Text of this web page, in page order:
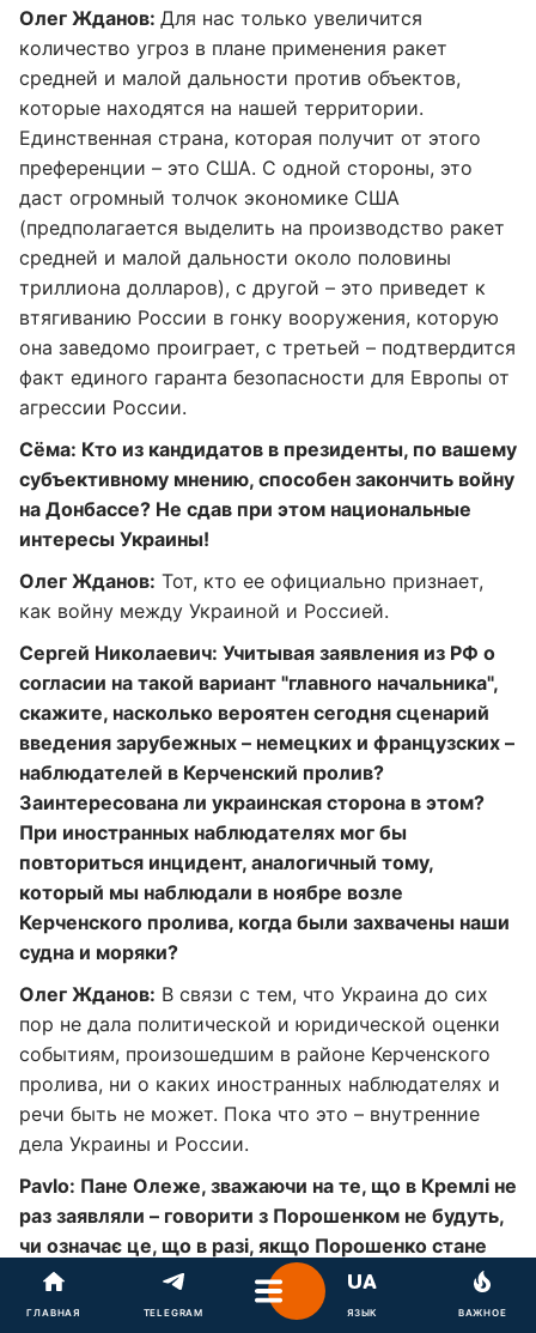
Олег Жданов: Для нас только увеличится
количество угроз в плане применения ракет
средней и малой дальности против объектов,
которые находятся на нашей территории.
Единственная страна, которая получит от этого
преференции – это США. С одной стороны, это
даст огромный толчок экономике США
(предполагается выделить на производство ракет
средней и малой дальности около половины
триллиона долларов), с другой – это приведет к
втягиванию России в гонку вооружения, которую
она заведомо проиграет, с третьей – подтвердится
факт единого гаранта безопасности для Европы от
агрессии России.
Сёма: Кто из кандидатов в президенты, по вашему
субъективному мнению, способен закончить войну
на Донбассе? Не сдав при этом национальные
интересы Украины!
Олег Жданов: Тот, кто ее официально признает,
как войну между Украиной и Россией.
Сергей Николаевич: Учитывая заявления из РФ о
согласии на такой вариант "главного начальника",
скажите, насколько вероятен сегодня сценарий
введения зарубежных – немецких и французских –
наблюдателей в Керченский пролив?
Заинтересована ли украинская сторона в этом?
При иностранных наблюдателях мог бы
повториться инцидент, аналогичный тому,
который мы наблюдали в ноябре возле
Керченского пролива, когда были захвачены наши
судна и моряки?
Олег Жданов: В связи с тем, что Украина до сих
пор не дала политической и юридической оценки
событиям, произошедшим в районе Керченского
пролива, ни о каких иностранных наблюдателях и
речи быть не может. Пока что это – внутренние
дела Украины и России.
Pavlo: Пане Олеже, зважаючи на те, що в Кремлі не
раз заявляли – говорити з Порошенком не будуть,
чи означає це, що в разі, якщо Порошенко стане
знову президентом, ситуація на Донбасі
заморозиться ще на 5 років?
ГЛАВНАЯ TELEGRAM ЯЗЫК ВАЖНОЕ